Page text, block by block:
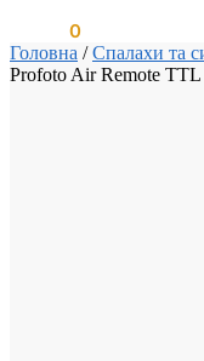
0
Головна /Спалахи та
Profoto Air Remote